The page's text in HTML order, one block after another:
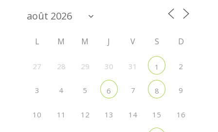
L M M J V S D
27 28 29 30 31 1 2
3 4 5 6 7 8 9
10 11 12 13 14 15 16